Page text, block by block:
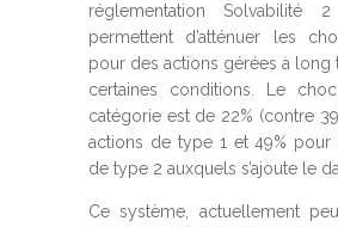
réglementation Solvabilité
permettent d’atténuer les
pour des actions gérées à long
certaines conditions. Le
catégorie est de 22% (contre
actions de type 1 et 49% pour
de type 2 auxquels s’ajoute le
Ce système, actuellement